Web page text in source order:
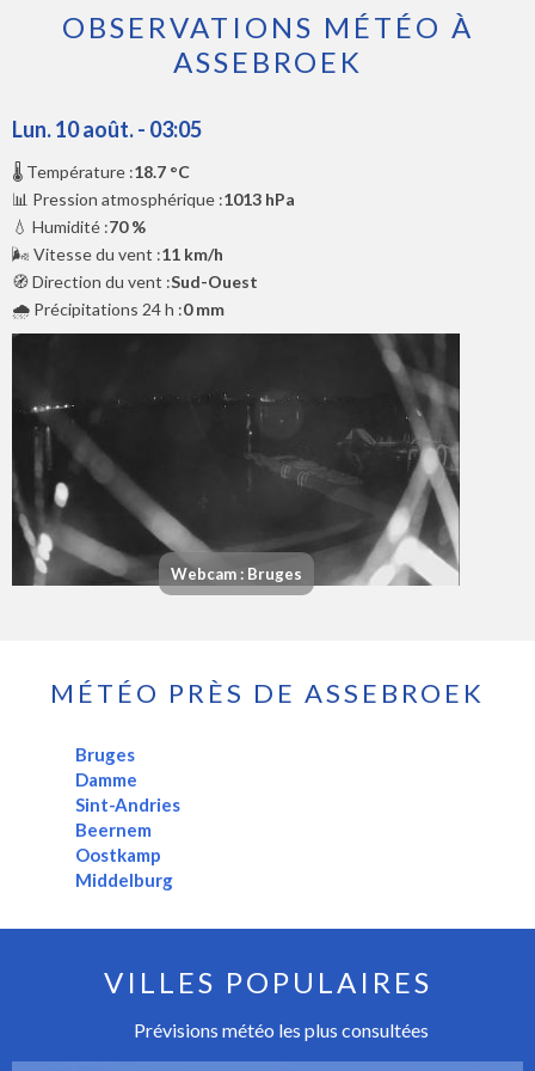
OBSERVATIONS MÉTÉO À
ASSEBROEK
Lun. 10 août. - 03:05
🌡️ Température :18.7 °C
📊 Pression atmosphérique :1013 hPa
💧 Humidité :70 %
🌬️ Vitesse du vent :11 km/h
🧭 Direction du vent :Sud-Ouest
🌧️ Précipitations 24 h :0 mm
Webcam : Bruges
MÉTÉO PRÈS DE ASSEBROEK
Bruges
Damme
Sint-Andries
Beernem
Oostkamp
Middelburg
VILLES POPULAIRES
Prévisions météo les plus consultées